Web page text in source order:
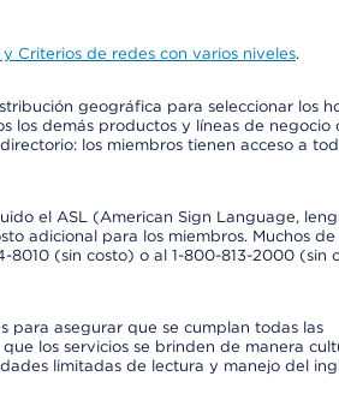
Criterios de redes con varios niveles.
geográfica para seleccionar los
los demás productos y líneas de negocio
los miembros tienen acceso a
el ASL (American Sign Language,
adicional para los miembros. Muchos de
(sin costo) o al 1-800-813-2000 (sin
para asegurar que se cumplan todas las
los servicios se brinden de manera
limitadas de lectura y manejo del